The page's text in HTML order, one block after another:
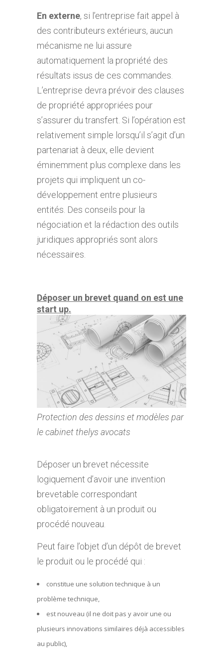
En externe, si l’entreprise fait appel à
des contributeurs extérieurs, aucun
mécanisme ne lui assure
automatiquement la propriété des
résultats issus de ces commandes.
L’entreprise devra prévoir des clauses
de propriété appropriées pour
s’assurer du transfert. Si l’opération est
relativement simple lorsqu’il s’agit d’un
partenariat à deux, elle devient
éminemment plus complexe dans les
projets qui impliquent un co-
développement entre plusieurs
entités. Des conseils pour la
négociation et la rédaction des outils
juridiques appropriés sont alors
nécessaires.
Déposer un brevet quand on est une
start up.
Protection des dessins et modèles par
le cabinet thelys avocats
Déposer un brevet nécessite
logiquement d’avoir une invention
brevetable correspondant
obligatoirement à un produit ou
procédé nouveau.
Peut faire l’objet d’un dépôt de brevet
le produit ou le procédé qui :
constitue une solution technique à un
problème technique,
est nouveau (il ne doit pas y avoir une ou
plusieurs innovations similaires déjà accessibles
au public),